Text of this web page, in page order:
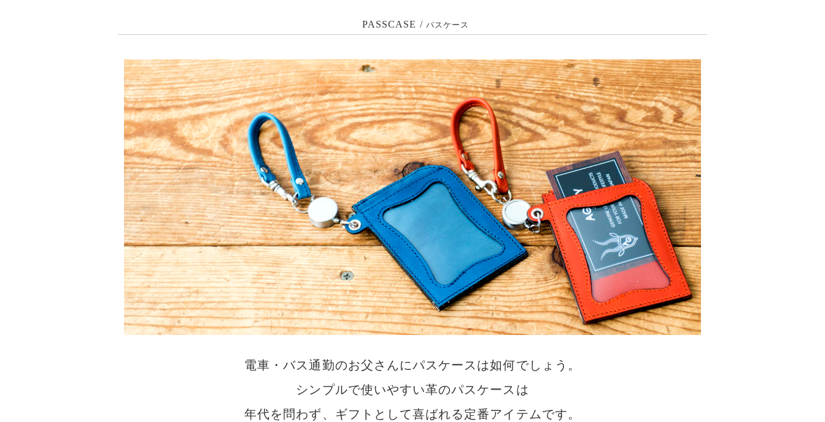
PASSCASE / パスケース
電車・バス通勤のお父さんにパスケースは如何でしょう。
シンプルで使いやすい革のパスケースは
年代を問わず、ギフトとして喜ばれる定番アイテムです。